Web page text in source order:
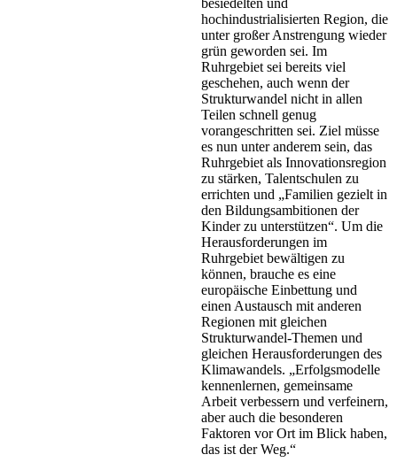
hochindustrialisierten Region, die
unter großer Anstrengung wieder
grün geworden sei. Im
Ruhrgebiet sei bereits viel
geschehen, auch wenn der
Strukturwandel nicht in allen
Teilen schnell genug
vorangeschritten sei. Ziel müsse
es nun unter anderem sein, das
Ruhrgebiet als Innovationsregion
zu stärken, Talentschulen zu
errichten und „Familien gezielt in
den Bildungsambitionen der
Kinder zu unterstützen“. Um die
Herausforderungen im
Ruhrgebiet bewältigen zu
können, brauche es eine
europäische Einbettung und
einen Austausch mit anderen
Regionen mit gleichen
Strukturwandel-Themen und
gleichen Herausforderungen des
Klimawandels. „Erfolgsmodelle
kennenlernen, gemeinsame
Arbeit verbessern und verfeinern,
aber auch die besonderen
Faktoren vor Ort im Blick haben,
das ist der Weg.“